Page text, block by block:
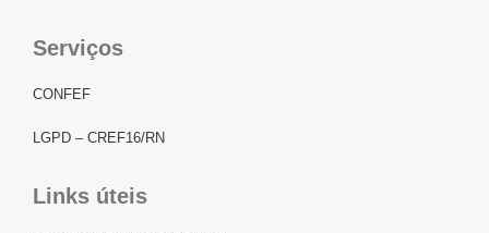
Serviços
CONFEF
LGPD – CREF16/RN
Links úteis